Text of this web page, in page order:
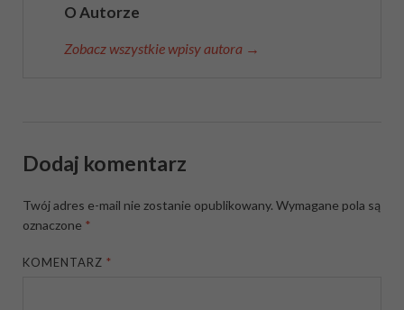
O Autorze
Zobacz wszystkie wpisy autora →
Dodaj komentarz
Twój adres e-mail nie zostanie opublikowany. Wymagane pola są
oznaczone *
KOMENTARZ*